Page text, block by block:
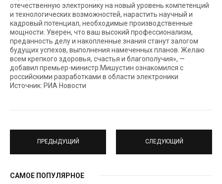
отечественную электронику на новый уровень компетенций
и технологических возможностей, нарастить научный и
кадровый потенциал, необходимые производственные
мощности. Уверен, что ваш высокий профессионализм,
преданность делу и накопленные знания станут залогом
будущих успехов, выполнения намеченных планов. Желаю
всем крепкого здоровья, счастья и благополучия», —
добавил премьер-министр.Мишустин ознакомился с
российскими разработками в области электроники
Источник: РИА Новости
ПРЕДЫДУЩИЙ СЛЕДУЮЩИЙ
САМОЕ ПОПУЛЯРНОЕ